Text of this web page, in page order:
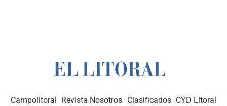
Campolitoral Revista Nosotros Clasificados CYD Litoral